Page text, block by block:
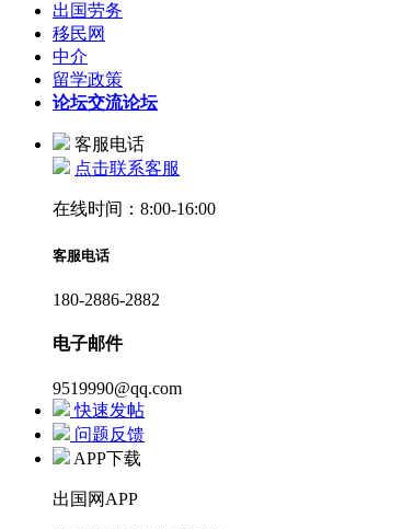
出国劳务
移民网
中介
留学政策
论坛交流论坛
客服电话
点击联系客服
在线时间：8:00-16:00
客服电话
180-2886-2882
电子邮件
9519990@qq.com
快速发帖
问题反馈
APP下载
出国网APP